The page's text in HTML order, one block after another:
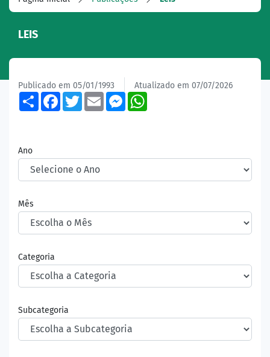
LEIS
Publicado em 05/01/1993 Atualizado em 07/07/2026
ShareFacebook
TwitterEmailMessenger
Ano
Mês
Categoria
Subcategoria